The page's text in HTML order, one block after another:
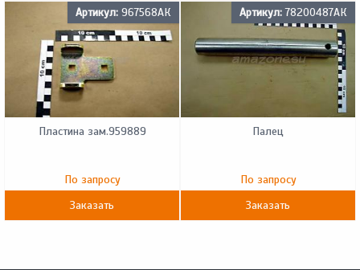
Артикул: 967568АК
Пластина зам.959889
По запросу
Заказать
Артикул:78200487АК
Палец
По запросу
Заказать